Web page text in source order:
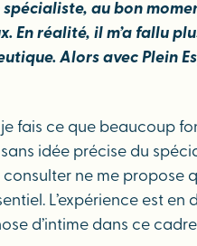
au bon
En réalité, il m’a fallu
Alors avec
fais ce que beaucoup
idée précise du
ne me
L’expérience est
d’intime dans ce